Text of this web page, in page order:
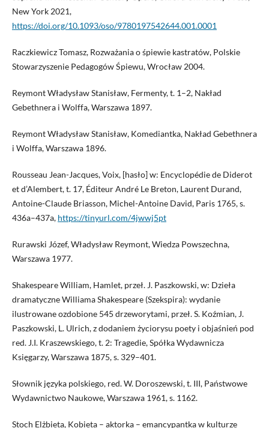
New York 2021,
https://doi.org/10.1093/oso/9780197542644.001.0001
Raczkiewicz Tomasz, Rozważania o śpiewie kastratów, Polskie
Stowarzyszenie Pedagogów Śpiewu, Wrocław 2004.
Reymont Władysław Stanisław, Fermenty, t. 1–2, Nakład
Gebethnera i Wolffa, Warszawa 1897.
Reymont Władysław Stanisław, Komediantka, Nakład Gebethnera
i Wolffa, Warszawa 1896.
Rousseau Jean-Jacques, Voix, [hasło] w: Encyclopédie de Diderot
et d’Alembert, t. 17, Éditeur André Le Breton, Laurent Durand,
Antoine-Claude Briasson, Michel-Antoine David, Paris 1765, s.
436a–437a, https://tinyurl.com/4jwwj5pt
Rurawski Józef, Władysław Reymont, Wiedza Powszechna,
Warszawa 1977.
Shakespeare William, Hamlet, przeł. J. Paszkowski, w: Dzieła
dramatyczne Williama Shakespeare (Szekspira): wydanie
ilustrowane ozdobione 545 drzeworytami, przeł. S. Koźmian, J.
Paszkowski, L. Ulrich, z dodaniem życiorysu poety i objaśnień pod
red. J.I. Kraszewskiego, t. 2: Tragedie, Spółka Wydawnicza
Księgarzy, Warszawa 1875, s. 329–401.
Słownik języka polskiego, red. W. Doroszewski, t. III, Państwowe
Wydawnictwo Naukowe, Warszawa 1961, s. 1162.
Stoch Elżbieta, Kobieta – aktorka – emancypantka w kulturze